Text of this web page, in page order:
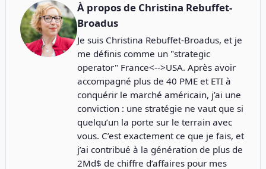
À propos de Christina Rebuffet-
Broadus
Je suis Christina Rebuffet-Broadus, et je
me définis comme un "strategic
operator" France<-->USA. Après avoir
accompagné plus de 40 PME et ETI à
conquérir le marché américain, j’ai une
conviction : une stratégie ne vaut que si
quelqu’un la porte sur le terrain avec
vous. C’est exactement ce que je fais, et
j’ai contribué à la génération de plus de
2Md$ de chiffre d’affaires pour mes